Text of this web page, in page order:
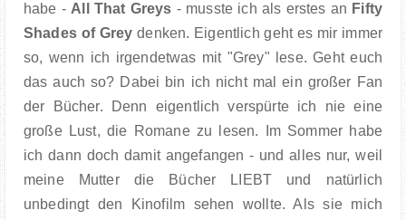
BOOKS
TRAVEL
KIEL INSIGHTS
COOPERATION
IMPRESSUM
habe - All That Greys - musste ich als erstes an Fifty
Shades of Grey denken. Eigentlich geht es mir immer
so, wenn ich irgendetwas mit "Grey" lese. Geht euch
das auch so? Dabei bin ich nicht mal ein großer Fan
der Bücher. Denn eigentlich verspürte ich nie eine
große Lust, die Romane zu lesen. Im Sommer habe
ich dann doch damit angefangen - und alles nur, weil
meine Mutter die Bücher LIEBT und natürlich
unbedingt den Kinofilm sehen wollte. Als sie mich